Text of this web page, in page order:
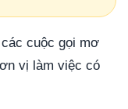
cuộc gọi mơ
vị làm việc có